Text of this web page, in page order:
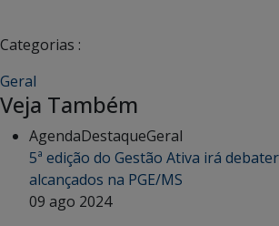
Categorias :
Geral
Veja Também
AgendaDestaqueGeral
5ª edição do Gestão Ativa irá
alcançados na PGE/MS
09 ago 2024